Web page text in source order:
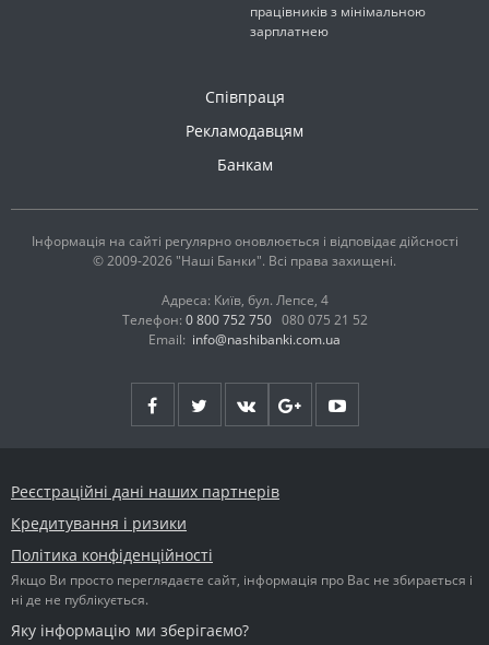
працівників з мінімальною
зарплатнею
Співпраця
Рекламодавцям
Банкам
Інформація на сайті регулярно оновлюється і відповідає дійсності
© 2009-2026 "Наші Банки". Всі права захищені.
Адреса: Київ, бул. Лепсе, 4
Телефон: 0 800 752 750 080 075 21 52
Email: info@nashibanki.com.ua
Реєстраційні дані наших партнерів
Кредитування і ризики
Політика конфіденційності
Якщо Ви просто переглядаєте сайт, інформація про Вас не збирається і
ні де не публікується.
Яку інформацію ми зберігаємо?